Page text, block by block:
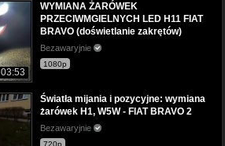
03:53
WYMIANA ŻARÓWEK
PRZECIWMGIELNYCH LED H11 FIAT
BRAVO (doświetlanie zakrętów)
Bezawaryjnie
1080p
Światła mijania i pozycyjne: wymiana
żarówek H1, W5W - FIAT BRAVO 2
Bezawaryjnie